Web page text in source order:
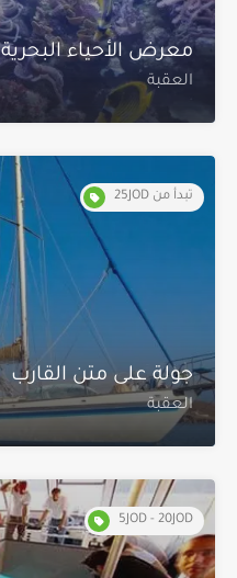
معرض الأحياء البحرية
العقبة
تبدأ من 25JOD
جولة على متن القارب
العقبة
5JOD - 20JOD